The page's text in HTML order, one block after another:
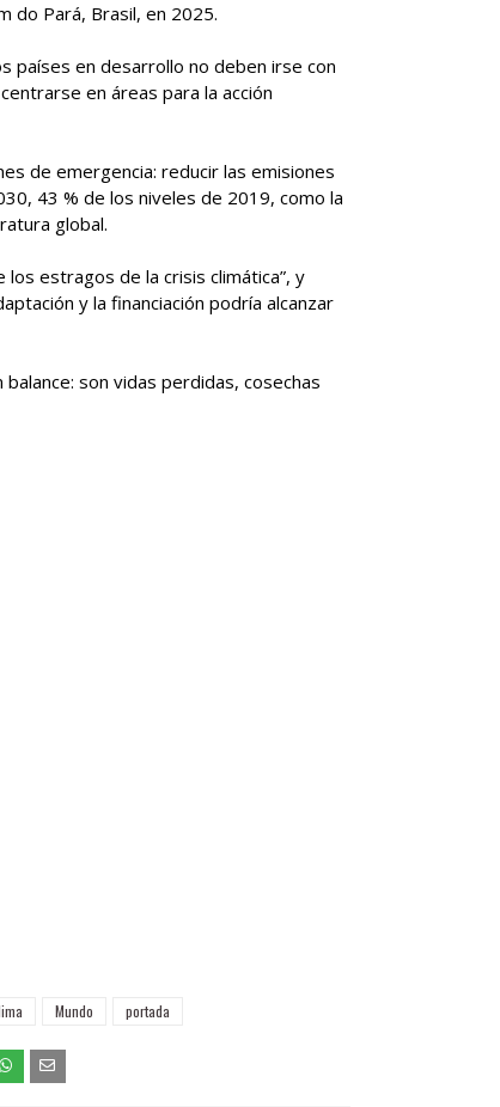
do Pará, Brasil, en 2025.
países en desarrollo no deben irse con
en áreas para la acción
de emergencia: reducir las emisiones
43 % de los niveles de 2019, como la
global.
estragos de la crisis climática”, y
y la financiación podría alcanzar
son vidas perdidas, cosechas
Mundo portada